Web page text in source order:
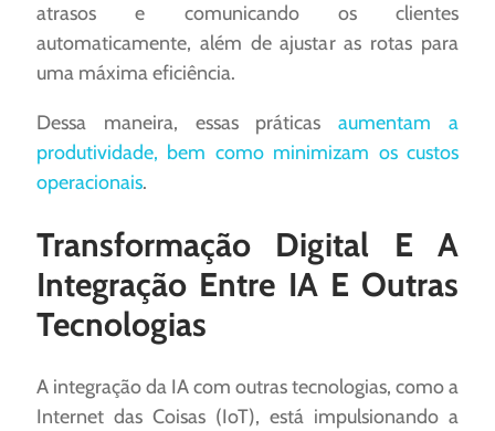
atrasos e comunicando os clientes
automaticamente, além de ajustar as rotas para
uma máxima eficiência.
Dessa maneira, essas práticas aumentam a
produtividade, bem como minimizam os custos
operacionais.
Transformação Digital E A
Integração Entre IA E Outras
Tecnologias
A integração da IA com outras tecnologias, como a
Internet das Coisas (IoT), está impulsionando a